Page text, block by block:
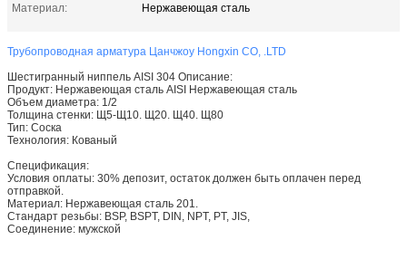
Материал: Нержавеющая сталь
Трубопроводная арматура Цанчжоу Hongxin CO, .LTD
Шестигранный ниппель AISI 304 Описание:
Продукт: Нержавеющая сталь AISI Нержавеющая сталь
Объем диаметра: 1/2
Толщина стенки: Щ5-Щ10. Щ20. Щ40. Щ80
Тип: Соска
Технология: Кованый
Спецификация:
Условия оплаты: 30% депозит, остаток должен быть оплачен перед
отправкой.
Материал: Нержавеющая сталь 201.
Стандарт резьбы: BSP, BSPT, DIN, NPT, PT, JIS,
Соединение: мужской